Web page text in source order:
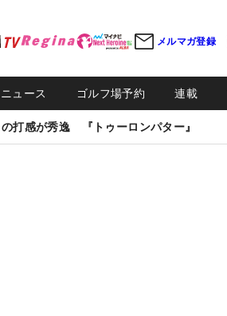
メルマガ登録
ュース ゴルフ場予約 連載
打感が秀逸 『トゥーロンパター』